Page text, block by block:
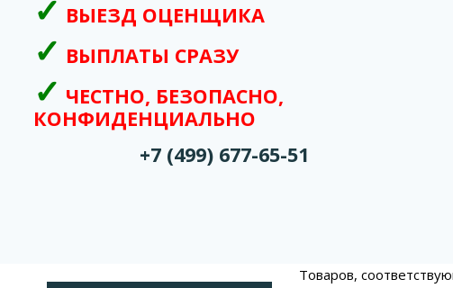
ВЫЕЗД ОЦЕНЩИКА
ВЫПЛАТЫ СРАЗУ
ЧЕСТНО, БЕЗОПАСНО,
КОНФИДЕНЦИАЛЬНО
+7 (499) 677-65-51
Товаров,